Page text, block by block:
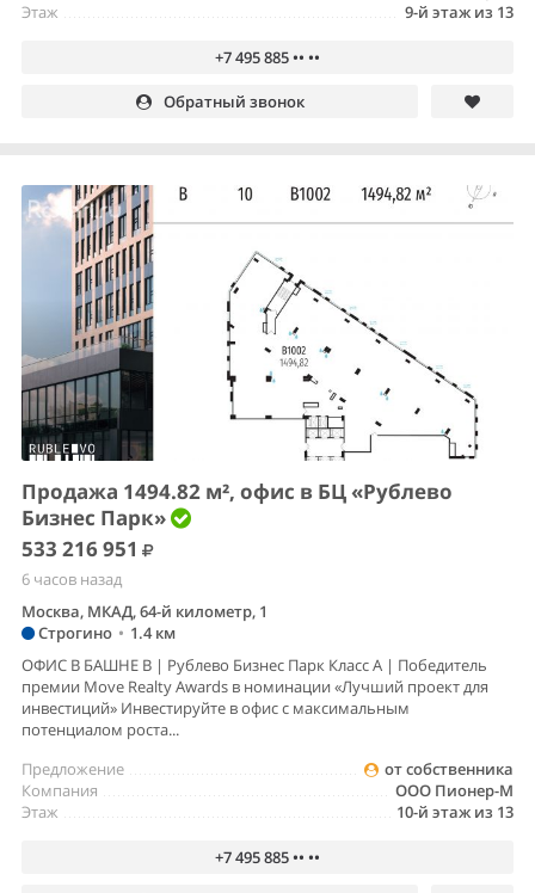
9-й этаж из 13
Этаж
+7 495 885 •• ••
Обратный звонок
Продажа 1494.82 м², офис в БЦ «Рублево
Бизнес Парк»
533 216 951
6 часов назад
Москва, МКАД, 64-й километр, 1
Строгино • 1.4 км
ОФИС В БАШНЕ B | Рублево Бизнес Парк Класс А | Победитель
премии Move Realty Awards в номинации «Лучший проект для
инвестиций» Инвестируйте в офис с максимальным
потенциалом роста...
от собственника
Предложение
ООО Пионер-М
Компания
10-й этаж из 13
Этаж
+7 495 885 •• ••